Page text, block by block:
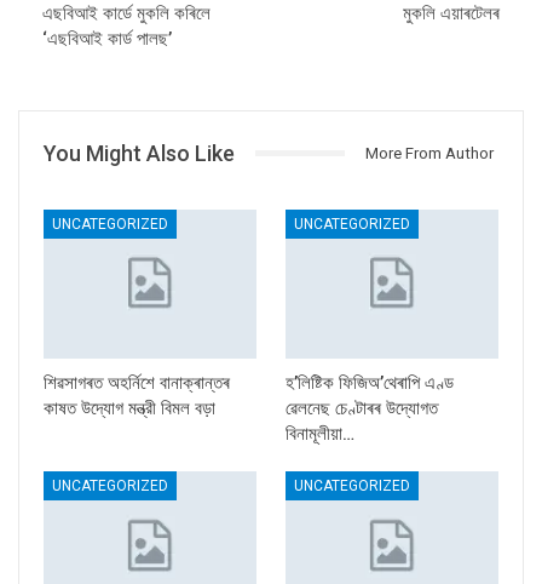
এছবিআই কাৰ্ডে মুকলি কৰিলে
‘এছবিআই কাৰ্ড পালছ’
মুকলি এয়াৰটেলৰ
You Might Also Like More From Author
UNCATEGORIZED
শিৱসাগৰত অহৰ্নিশে বানাক্ৰান্তৰ
কাষত উদ্যোগ মন্ত্রী বিমল বড়া
UNCATEGORIZED
হ’লিষ্টিক ফিজিঅ’থেৰাপি এণ্ড
ৱেলনেছ চেণ্টাৰৰ উদ্যোগত
বিনামূলীয়া…
UNCATEGORIZED UNCATEGORIZED